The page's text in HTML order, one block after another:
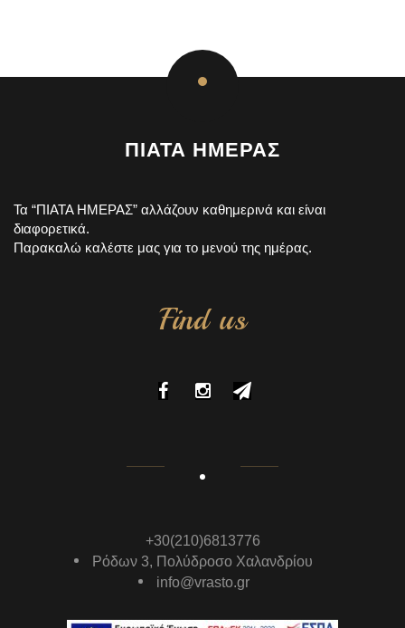
ΠΙΑΤΑ ΗΜΕΡΑΣ
Τα “ΠΙΑΤΑ ΗΜΕΡΑΣ” αλλάζουν καθημερινά και είναι
διαφορετικά.
Παρακαλώ καλέστε μας για το μενού της ημέρας.
Find us
+30(210)6813776
Ρόδων 3, Πολύδροσο Χαλανδρίου
info@vrasto.gr